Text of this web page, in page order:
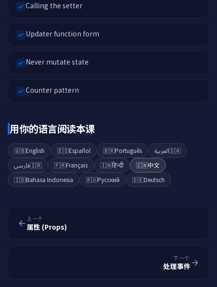
Calling the setter
Updater function form
Never mutate state
Counter pattern
用你的语言阅读本课
🇬🇧English 🇪🇸Español 🇧🇷Português 🇸🇦العربية
🇮🇷فارسی 🇫🇷Français 🇮🇳हिन्दी 🇨🇳中文
🇮🇩Bahasa Indonesia 🇷🇺Русский 🇩🇪Deutsch
上一个
属性 (Props)
下一个
处理事件